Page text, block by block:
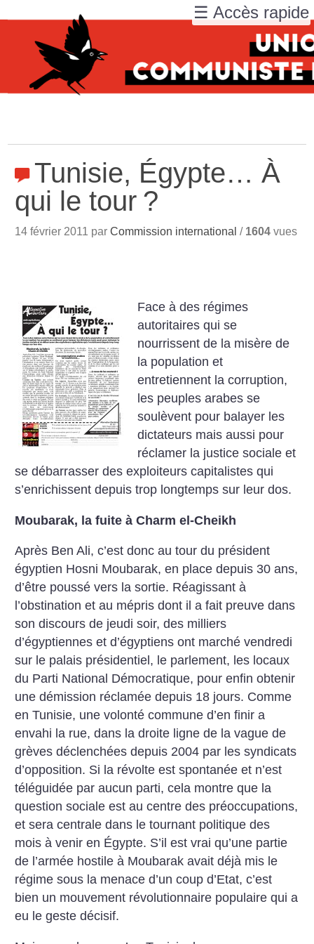
Tunisie, Égypte… À
qui le tour ?
14 février 2011 parCommission international / 1604 vues
Face à des régimes
autoritaires qui se
nourrissent de la misère de
la population et
entretiennent la corruption,
les peuples arabes se
soulèvent pour balayer les
dictateurs mais aussi pour
réclamer la justice sociale et
se débarrasser des exploiteurs capitalistes qui
s’enrichissent depuis trop longtemps sur leur dos.
Moubarak, la fuite à Charm el-Cheikh
Après Ben Ali, c’est donc au tour du président
égyptien Hosni Moubarak, en place depuis 30 ans,
d’être poussé vers la sortie. Réagissant à
l’obstination et au mépris dont il a fait preuve dans
son discours de jeudi soir, des milliers
d’égyptiennes et d’égyptiens ont marché vendredi
sur le palais présidentiel, le parlement, les locaux
du Parti National Démocratique, pour enfin obtenir
une démission réclamée depuis 18 jours. Comme
en Tunisie, une volonté commune d’en finir a
envahi la rue, dans la droite ligne de la vague de
grèves déclenchées depuis 2004 par les syndicats
d’opposition. Si la révolte est spontanée et n’est
téléguidée par aucun parti, cela montre que la
question sociale est au centre des préoccupations,
et sera centrale dans le tournant politique des
mois à venir en Égypte. S’il est vrai qu’une partie
de l’armée hostile à Moubarak avait déjà mis le
régime sous la menace d’un coup d’Etat, c’est
bien un mouvement révolutionnaire populaire qui a
eu le geste décisif.
☰ Accès rapide